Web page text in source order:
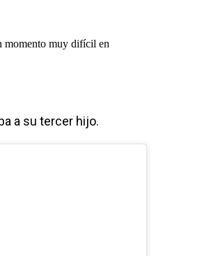
momento muy difícil en
a su tercer hijo.